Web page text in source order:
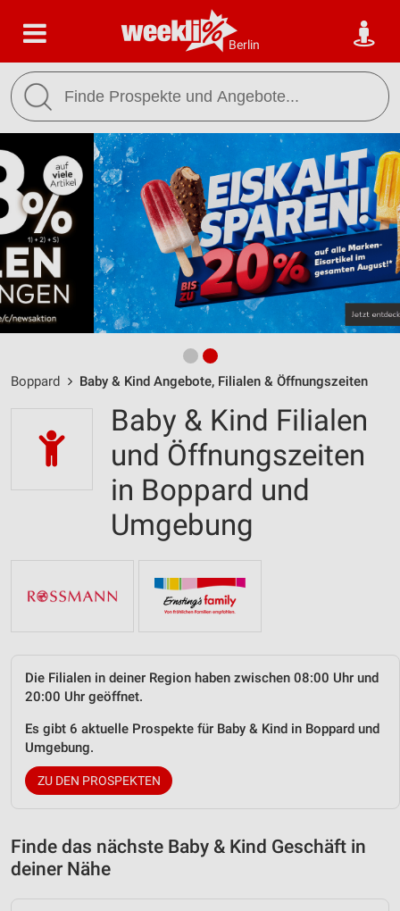
Berlin
Boppard Baby & Kind Angebote, Filialen & Öffnungszeiten
Baby & Kind Filialen
und Öffnungszeiten
in Boppard und
Umgebung
Die Filialen in deiner Region haben zwischen 08:00 Uhr und
20:00 Uhr geöffnet.
Es gibt 6 aktuelle Prospekte für Baby & Kind in Boppard und
Umgebung.
ZU DEN PROSPEKTEN
Finde das nächste Baby & Kind Geschäft in
deiner Nähe